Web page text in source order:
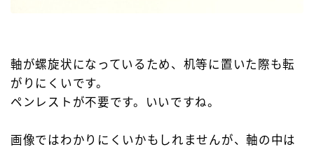
軸が螺旋状になっているため、机等に置いた際も転
がりにくいです。
ペンレストが不要です。いいですね。
画像ではわかりにくいかもしれませんが、軸の中は